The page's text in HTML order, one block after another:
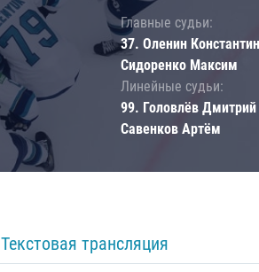
Главные судьи:
37. Оленин
Сидоренко Максим
Линейные судьи:
99. Головлёв Дмитрий
Савенков Артём
Текстовая трансляция